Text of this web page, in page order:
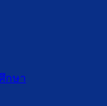
กษา